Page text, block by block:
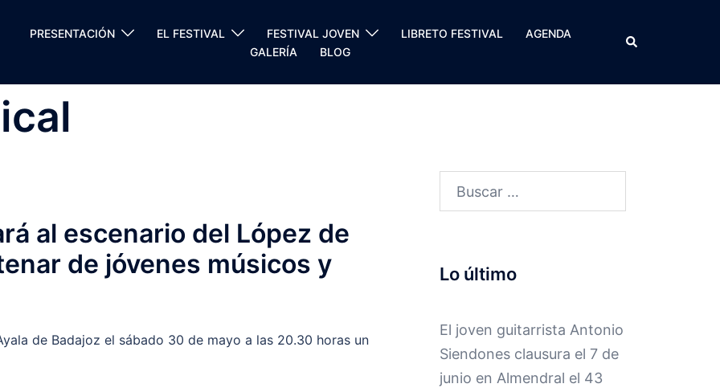
PRESENTACIÓN EL FESTIVAL FESTIVAL JOVEN LIBRETO FESTIVAL
AGENDA
GALERÍA
BLOG
Buscar
al escenario del López de
de jóvenes músicos y
de Badajoz el sábado 30 de mayo a las 20.30 horas un
Lo último
El joven guitarrista Antonio
Siendones clausura el 7 de
junio en Almendral el 43